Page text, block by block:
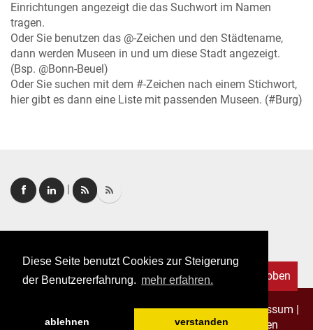
Diese Seite benutzt Cookies zur Steigerung
der Benutzererfahrung. mehr erfahren.
ablehnen verstanden
Einrichtungen angezeigt die das Suchwort im Namen
tragen.
Oder Sie benutzen das @-Zeichen und den Städtename,
dann werden Museen in und um diese Stadt angezeigt.
(Bsp. @Bonn-Beuel)
Oder Sie suchen mit dem #-Zeichen nach einem Stichwort,
hier gibt es dann eine Liste mit passenden Museen. (#Burg)
Copyright © 2026. Alle Rechte vorbehalten.–Impressum
Datenschutz
Allgemeine Geschäftsbedingungen
Nach oben